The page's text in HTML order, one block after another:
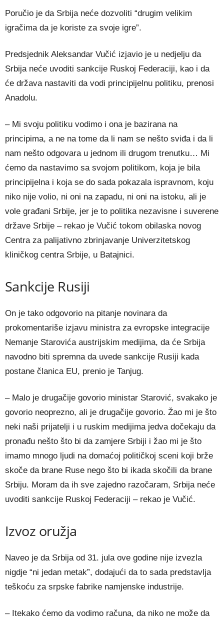
Poručio je da Srbija neće dozvoliti “drugim velikim
igračima da je koriste za svoje igre”.
Predsjednik Aleksandar Vučić izjavio je u nedjelju da
Srbija neće uvoditi sankcije Ruskoj Federaciji, kao i da
će država nastaviti da vodi principijelnu politiku, prenosi
Anadolu.
– Mi svoju politiku vodimo i ona je bazirana na
principima, a ne na tome da li nam se nešto sviđa i da li
nam nešto odgovara u jednom ili drugom trenutku… Mi
ćemo da nastavimo sa svojom politikom, koja je bila
principijelna i koja se do sada pokazala ispravnom, koju
niko nije volio, ni oni na zapadu, ni oni na istoku, ali je
vole građani Srbije, jer je to politika nezavisne i suverene
države Srbije – rekao je Vučić tokom obilaska novog
Centra za palijativno zbrinjavanje Univerzitetskog
kliničkog centra Srbije, u Batajnici.
Sankcije Rusiji
On je tako odgovorio na pitanje novinara da
prokomentariše izjavu ministra za evropske integracije
Nemanje Starovića austrijskim medijima, da će Srbija
navodno biti spremna da uvede sankcije Rusiji kada
postane članica EU, prenio je Tanjug.
– Malo je drugačije govorio ministar Starović, svakako je
govorio neoprezno, ali je drugačije govorio. Žao mi je što
neki naši prijatelji i u ruskim medijima jedva dočekaju da
pronađu nešto što bi da zamjere Srbiji i žao mi je što
imamo mnogo ljudi na domaćoj političkoj sceni koji brže
skoče da brane Ruse nego što bi ikada skočili da brane
Srbiju. Moram da ih sve zajedno razočaram, Srbija neće
uvoditi sankcije Ruskoj Federaciji – rekao je Vučić.
Izvoz oružja
Naveo je da Srbija od 31. jula ove godine nije izvezla
nigdje “ni jedan metak”, dodajući da to sada predstavlja
teškoću za srpske fabrike namjenske industrije.
– Itekako ćemo da vodimo računa, da niko ne može da